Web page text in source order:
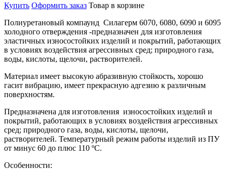
Купить Оформить заказ Товар в корзине
Полиуретановый компаунд Силагерм 6070, 6080, 6090 и 6095
холодного отверждения -предназначен для изготовления
эластичных износостойких изделий и покрытий, работающих
в условиях воздействия агрессивных сред; природного газа,
воды, кислоты, щелочи, растворителей.
Материал имеет высокую абразивную стойкость, хорошо
гасит вибрацию, имеет прекрасную адгезию к различным
поверхностям.
Предназначена для изготовления износостойких изделий и
покрытий, работающих в условиях воздействия агрессивных
сред; природного газа, воды, кислоты, щелочи,
растворителей. Температурный режим работы изделий из ПУ
от минус 60 до плюс 110 ºС.
Особенности: